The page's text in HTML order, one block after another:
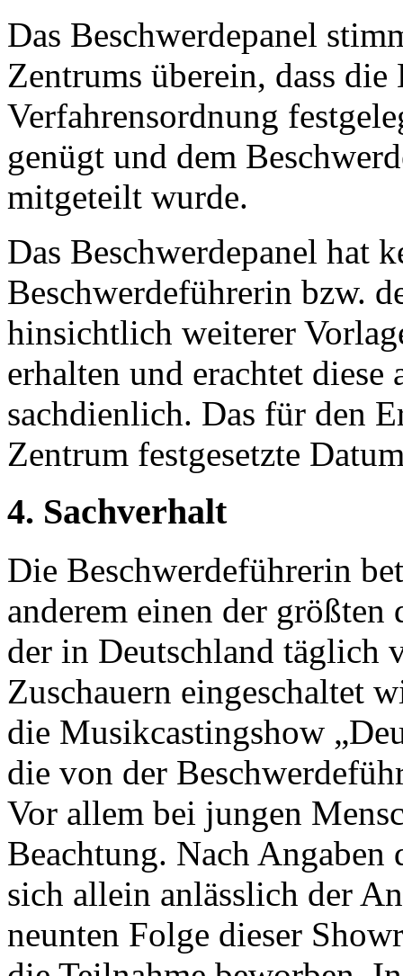
Das Beschwerdepanel
Zentrums überein, dass
Verfahrensordnung
genügt und dem
mitgeteilt wurde.
Das Beschwerdepanel hat
Beschwerdeführerin bzw.
hinsichtlich weiterer
erhalten und erachtet
sachdienlich. Das für den
Zentrum festgesetzte
4. Sachverhalt
Die Beschwerdeführerin
anderem einen der größten
der in Deutschland täglich
Zuschauern eingeschaltet
die Musikcastingshow
die von der
Vor allem bei jungen
Beachtung. Nach Angaben
sich allein anlässlich der
neunten Folge dieser